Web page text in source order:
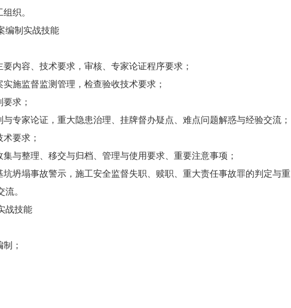
织。
编制实战技能
内容、技术要求，审核、专家论证程序要求；
施监督监测管理，检查验收技术要求；
求；
专家论证，重大隐患治理、挂牌督办疑点、难点问题解惑与经验交流；
要求；
与整理、移交与归档、管理与使用要求、重要注意事项；
坍塌事故警示，施工安全监督失职、赎职、重大责任事故罪的判定与重
。
战技能
；